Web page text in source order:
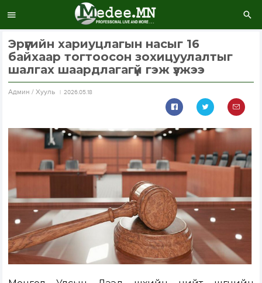
Эрүүгийн хариуцлагын насыг 16
байхаар тогтоосон зохицуулалтыг
шалгах шаардлагагүй гэж үзжээ
Aдмин / Хууль 2026.05.18